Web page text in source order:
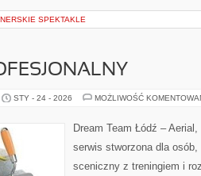
SPEKTAKLE
STY - 24 - 2026 MOŻLIWOŚĆ
Dream Team Łódź –
serwis stworzona dla
sceniczny z treningiem i